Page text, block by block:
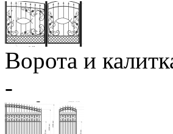
Ворота и
-